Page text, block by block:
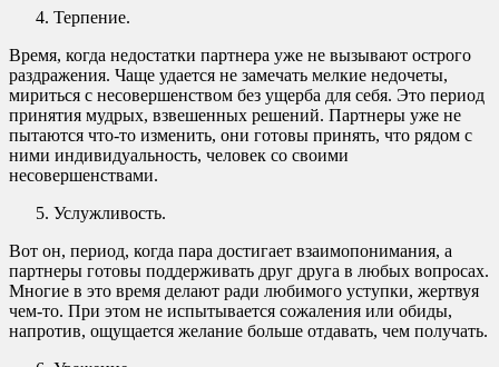
Терпение.
Время, когда недостатки партнера уже не вызывают острого
раздражения. Чаще удается не замечать мелкие недочеты,
мириться с несовершенством без ущерба для себя. Это период
принятия мудрых, взвешенных решений. Партнеры уже не
пытаются что-то изменить, они готовы принять, что рядом с
ними индивидуальность, человек со своими
несовершенствами.
Услужливость.
Вот он, период, когда пара достигает взаимопонимания, а
партнеры готовы поддерживать друг друга в любых вопросах.
Многие в это время делают ради любимого уступки, жертвуя
чем-то. При этом не испытывается сожаления или обиды,
напротив, ощущается желание больше отдавать, чем получать.